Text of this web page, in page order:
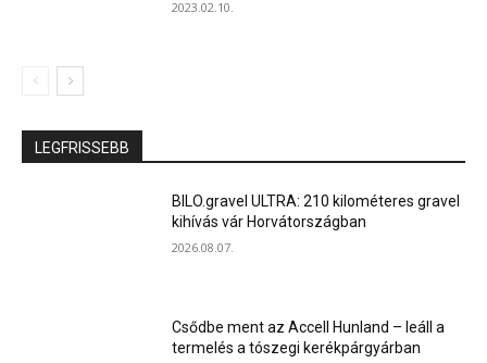
2023.02.10.
LEGFRISSEBB
BILO.gravel ULTRA: 210 kilométeres gravel
kihívás vár Horvátországban
2026.08.07.
Csődbe ment az Accell Hunland – leáll a
termelés a tószegi kerékpárgyárban